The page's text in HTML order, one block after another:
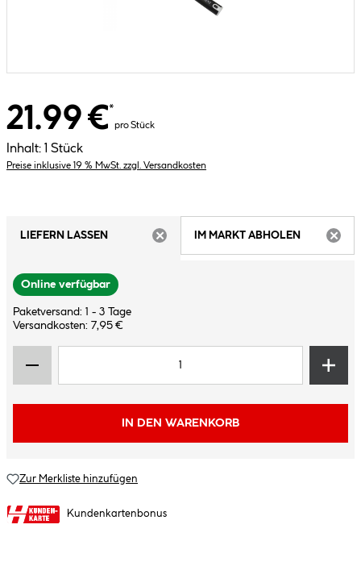
21.99 €*
pro Stück
Inhalt: 1 Stück
Preise inklusive 19 % MwSt. zzgl. Versandkosten
LIEFERN LASSEN
IM MARKT ABHOLEN
Online verfügbar
Paketversand: 1 - 3 Tage
Versandkosten: 7,95 €
IN DEN WARENKORB
Zur Merkliste hinzufügen
Kundenkartenbonus